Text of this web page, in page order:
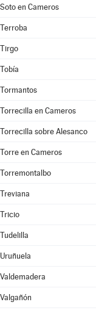
Soto en Cameros
Terroba
Tirgo
Tobía
Tormantos
Torrecilla en Cameros
Torrecilla sobre Alesanco
Torre en Cameros
Torremontalbo
Treviana
Tricio
Tudelilla
Uruñuela
Valdemadera
Valgañón